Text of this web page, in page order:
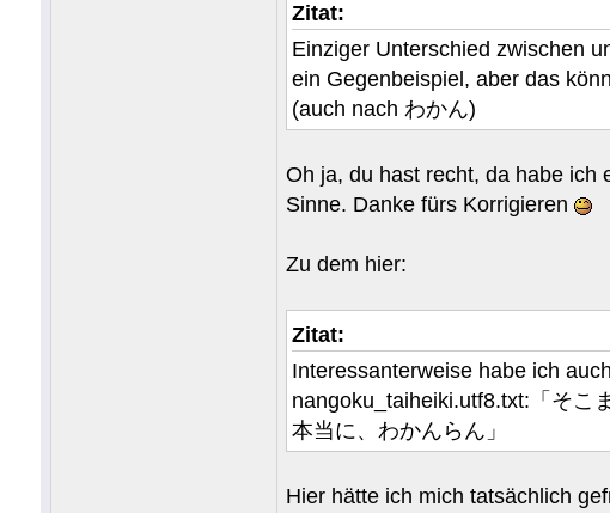
Zitat:
Einziger Unterschied zwischen
ein Gegenbeispiel, aber das
(auch nach わかん)
Oh ja, du hast recht, da habe ich
Sinne. Danke fürs Korrigieren
Zu dem hier:
Zitat:
Interessanterweise habe ich
nangoku_taiheiki.utf8.txt:「そこ
本当に、わかんらん」
Hier hätte ich mich tatsächlich